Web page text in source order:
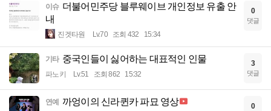
이슈 더불어민주당 블루웨이브 개인정보 유출 안
내
진겟타원 Lv.70 조회 432 15:34
0
댓글
기타 중국인들이 싫어하는 대표적인 인물
파노키 Lv.51 조회 862 15:32
3
댓글
연예 까엉이의 신라퀸카 파묘 영상 0